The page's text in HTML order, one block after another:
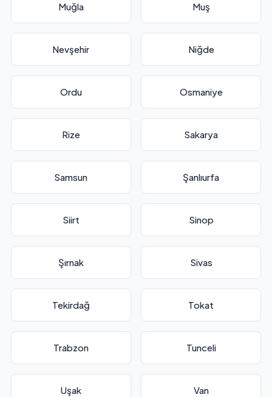
Muğla Muş
Nevşehir Niğde
Ordu Osmaniye
Rize Sakarya
Samsun Şanlıurfa
Siirt Sinop
Şırnak Sivas
Tekirdağ Tokat
Trabzon Tunceli
Uşak Van